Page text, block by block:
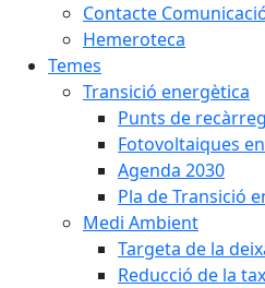
Contacte
Hemeroteca
Temes
Transició energètica
Punts de
Fotovoltaiques
Agenda 2030
Pla de Transició
Medi Ambient
Targeta de la
Reducció de la